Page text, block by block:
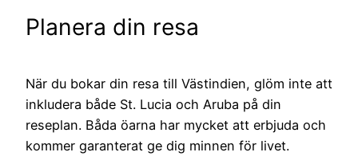
Planera din resa
När du bokar din resa till Västindien, glöm inte att
inkludera både St. Lucia och Aruba på din
reseplan. Båda öarna har mycket att erbjuda och
kommer garanterat ge dig minnen för livet.